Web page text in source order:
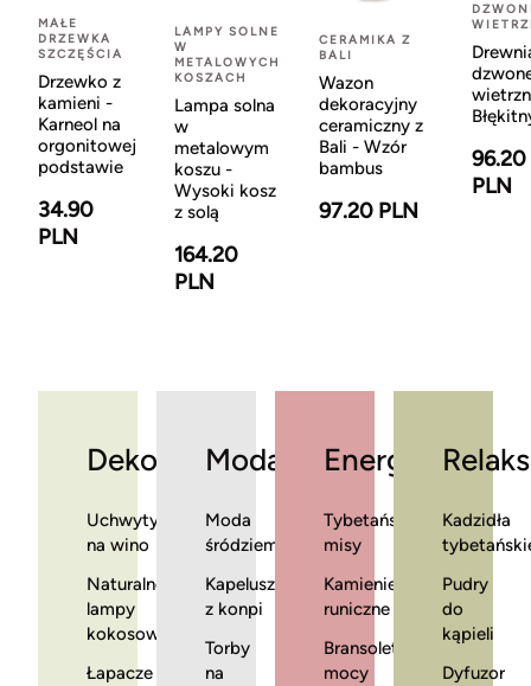
MAŁE
DRZEWKA
SZCZĘŚCIA
Drzewko z
kamieni -
Karneol na
orgonitowej
podstawie
34.90
PLN
LAMPY SOLNE
W
METALOWYCH
KOSZACH
Lampa solna
w
metalowym
koszu -
Wysoki kosz
z solą
164.20
PLN
CERAMIKA Z
BALI
Wazon
dekoracyjny
ceramiczny z
Bali - Wzór
bambus
97.20 PLN
96.20
PLN
Dekoracje
Uchwyty
na wino
Naturalne
lampy
kokosowe
Łapacze
Moda
Moda
śródziemnomorska
Kapelusze
z konpi
Torby
na
Energia
Tybetańskie
misy
Kamienie
runiczne
Bransoletki
mocy
Relaks
Kadzidła
Pudry
do
kąpieli
Dyfuzor